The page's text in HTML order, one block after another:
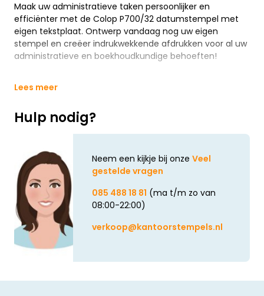
Maak uw administratieve taken persoonlijker en
efficiënter met de Colop P700/32 datumstempel met
eigen tekstplaat. Ontwerp vandaag nog uw eigen
stempel en creëer indrukwekkende afdrukken voor al uw
administratieve en boekhoudkundige behoeften!
Lees meer
Hulp nodig?
Neem een kijkje bij onze Veel
gestelde vragen
085 488 18 81 (ma t/m zo van
08:00-22:00)
verkoop@kantoorstempels.nl